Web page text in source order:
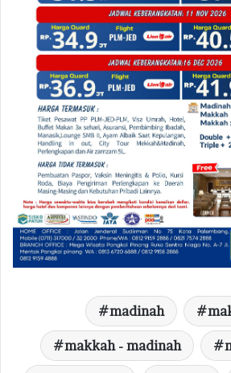
madinah
makkah - madinah